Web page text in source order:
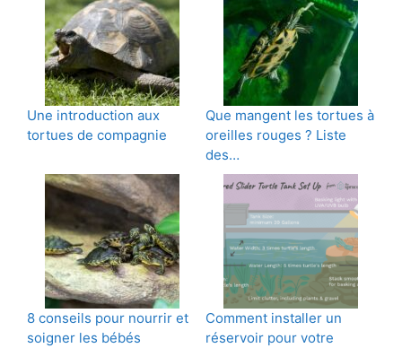
Une introduction aux
tortues de compagnie
Que mangent les tortues à
oreilles rouges ? Liste
des…
8 conseils pour nourrir et
soigner les bébés
Comment installer un
réservoir pour votre